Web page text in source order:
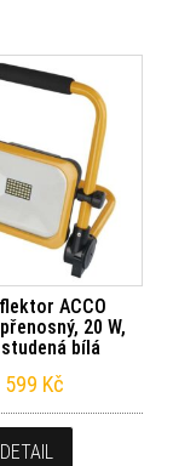
ACCO
20 W,
bílá
599 Kč
DETAIL